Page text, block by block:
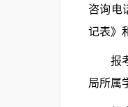
咨询电
记表》
报考
局所属